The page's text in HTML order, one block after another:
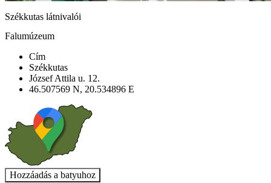
Székkutas látnivalói
Falumúzeum
Cím
Székkutas
József Attila u. 12.
46.507569 N, 20.534896 E